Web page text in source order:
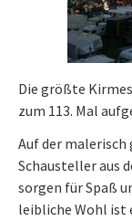
Die größte
zum 113. Mal
Auf der malerisch
Schausteller aus
sorgen für Spaß
leibliche Wohl ist